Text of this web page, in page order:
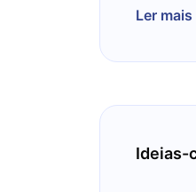
Ler mais
Ideias-